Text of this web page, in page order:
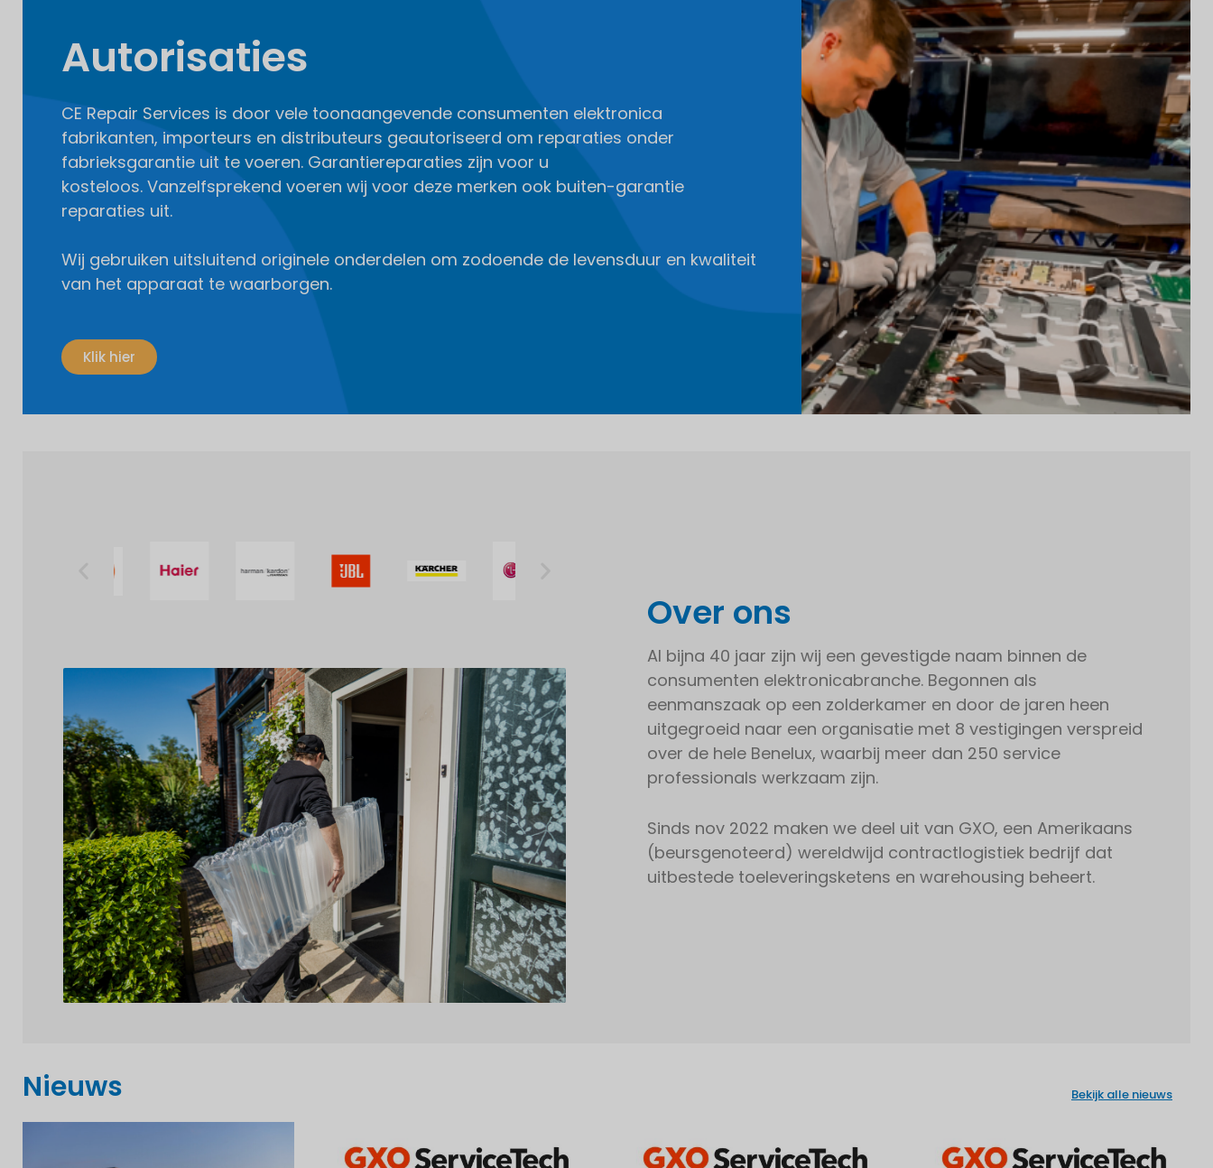
Autorisaties
CE Repair Services is door vele toonaangevende consumenten elektronica
fabrikanten, importeurs en distributeurs geautoriseerd om reparaties onder
fabrieksgarantie uit te voeren. Garantiereparaties zijn voor u
kosteloos. Vanzelfsprekend voeren wij voor deze merken ook buiten-garantie
reparaties uit.
Wij gebruiken uitsluitend originele onderdelen om zodoende de levensduur en kwaliteit
van het apparaat te waarborgen.
Klik hier
Over ons
Al bijna 40 jaar zijn wij een gevestigde naam binnen de
consumenten elektronicabranche. Begonnen als
eenmanszaak op een zolderkamer en door de jaren heen
uitgegroeid naar een organisatie met 8 vestigingen verspreid
over de hele Benelux, waarbij meer dan 250 service
professionals werkzaam zijn.
Sinds nov 2022 maken we deel uit van GXO, een Amerikaans
(beursgenoteerd) wereldwijd contractlogistiek bedrijf dat
uitbestede toeleveringsketens en warehousing beheert.
Nieuws Bekijk alle nieuws